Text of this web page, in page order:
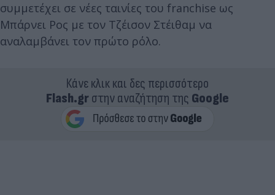
συμμετέχει σε νέες ταινίες του franchise ως
Μπάρνει Ρος με τον Τζέισον Στέιθαμ να
αναλαμβάνει τον πρώτο ρόλο.
Κάνε κλικ και δες περισσότερο
Flash.grστην αναζήτηση της Google